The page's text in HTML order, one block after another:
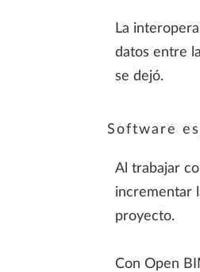
La
datos entre
se dejó.
Software
Al trabajar
incrementar
proyecto.
Con Open